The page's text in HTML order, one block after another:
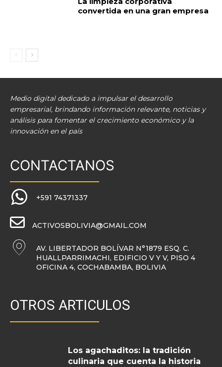
convertida en una gran empresa
Medio digital dedicado a impulsar el desarrollo
empresarial, brindando información relevante, noticias y
análisis para fomentar el crecimiento económico y la
innovación en el país
CONTACTANOS
+591 74371337
ACTIVOSBOLIVIA@GMAIL.COM
AV. LIBERTADOR BOLÍVAR N°1879 ESQ. C.
HUALLPARRIMACHI, EDIFICIO V Y V, PISO 4
OFICINA 4, COCHABAMBA, BOLIVIA
OTROS ARTICULOS
Los agachaditos: la tradición
culinaria que cuenta la historia